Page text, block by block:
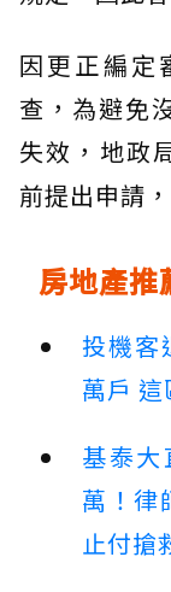
因更正編定
查，為避免
失效，地政
前提出申請
房地產推
投機客
萬戶
基泰
萬！律
止付搶